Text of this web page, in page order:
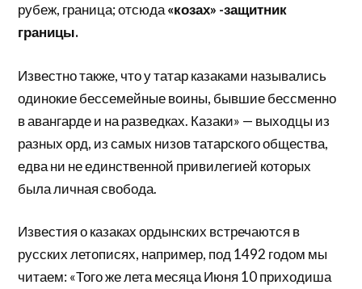
рубеж, граница; отсюда«козах» -защитник
границы.
Известно также, что у татар казаками назывались
одинокие бессемейные воины, бывшие бессменно
в авангарде и на разведках. Казаки» — выходцы из
разных орд, из самых низов татарского общества,
едва ни не единственной привилегией которых
была личная свобода.
Известия о казаках ордынских встречаются в
русских летописях, например, под 1492 годом мы
читаем: «Того же лета месяца Июня 10 приходиша